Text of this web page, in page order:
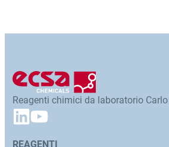
Reagenti chimici da laboratorio Carlo
REAGENTI